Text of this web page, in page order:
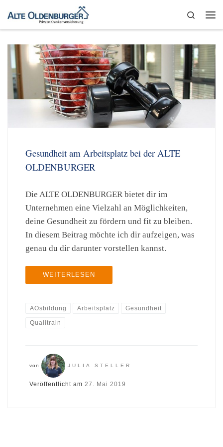
Zum Inhalt springen
Search
Gesundheit am Arbeitsplatz bei der ALTE
OLDENBURGER
Die ALTE OLDENBURGER bietet dir im
Unternehmen eine Vielzahl an Möglichkeiten,
deine Gesundheit zu fördern und fit zu bleiben.
In diesem Beitrag möchte ich dir aufzeigen, was
genau du dir darunter vorstellen kannst.
WEITERLESEN
AOsbildung Arbeitsplatz Gesundheit
Qualitrain
von JULIA STELLER
Veröffentlicht am27. Mai 2019